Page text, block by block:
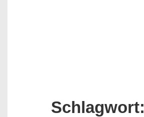
Schlagwort: